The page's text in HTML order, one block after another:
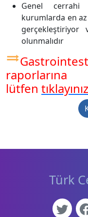
Genel
kurumlarda en az
olunmalıdır
lütfen tıklayınız
Türk